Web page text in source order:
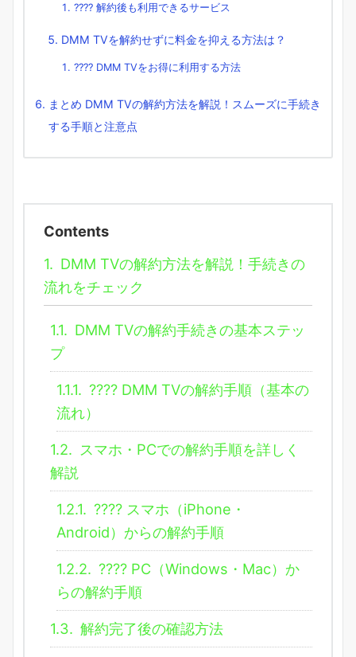
???? 解約後も利用できるサービス
DMM TVを解約せずに料金を抑える方法は？
???? DMM TVをお得に利用する方法
まとめ DMM TVの解約方法を解説！スムーズに手続き
する手順と注意点
Contents
1. DMM TVの解約方法を解説！手続きの
流れをチェック
1.1. DMM TVの解約手続きの基本ステッ
プ
1.1.1. ???? DMM TVの解約手順（基本の
流れ）
1.2. スマホ・PCでの解約手順を詳しく
解説
1.2.1. ???? スマホ（iPhone・
Android）からの解約手順
1.2.2. ???? PC（Windows・Mac）か
らの解約手順
1.3. 解約完了後の確認方法